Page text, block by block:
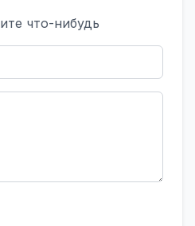
что-нибудь